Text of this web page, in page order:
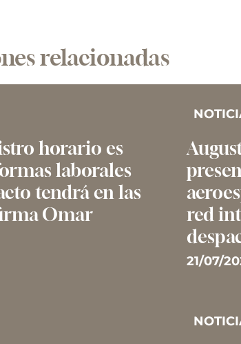
relacionadas
horario es
laborales
tendrá en las
Omar
red
21/07/